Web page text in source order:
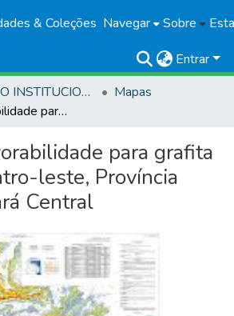
& Coleções Navegar Sobre
Entrar
PRODUÇÃO INSTITUCIONAL
Mapas
Mapa de favorabilidade para grafita - porção centro-leste, Província grafítica Ceará Central
para grafita
leste, Província
Central